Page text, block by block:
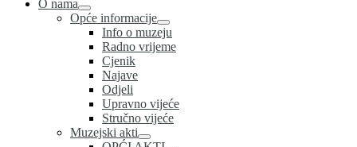
O nama
Opće informacije
Info o muzeju
Radno vrijeme
Cjenik
Najave
Odjeli
Upravno vijeće
Stručno vijeće
Muzejski akti